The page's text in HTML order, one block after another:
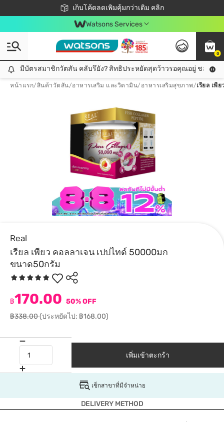
เก็บโค้ดลดเพิ่มคุ้มกว่าเดิม คลิก
ชอปออนไลน์ครั้งแรก ลดเพิ่มจุก ๆ 10%! 🎉
📦ส่งฟรี! เมื่อชอป 499฿
สมาชิกวัตสัน คลับดียังไง?
Watsons Services
0
มีบัตรสมาชิกวัตสัน คลับรึยัง? สิทธิประหยัดสุดว้าวรอคุณอยู่ ชอปคุ้มกว่าเดิม คลิก!
มีบัตรสมาชิกวัตสัน คลับรึยัง? สิทธิประหยัดสุดว้าวรอคุณอยู่ ชอปคุ้มก
หน้าแรก/สินค้าวัตสัน/อาหารเสริม และวิตามิน/ อาหารเสริมสุขภาพ/เรียล เพี
Real
เรียล เพียว คอลลาเจน เปปไทด์ 50000มก
ขนาด50กรัม
฿170.00 50% OFF
฿338.00(ประหยัดไป: ฿168.00)
เพิ่มเข้าตะกร้า
เช็กสาขาที่มีจำหน่าย
DELIVERY METHOD